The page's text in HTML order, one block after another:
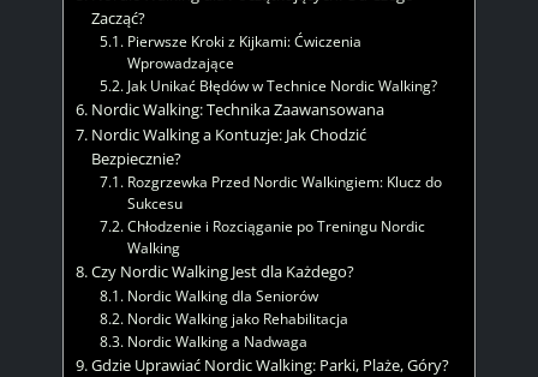
Zacząć?
Pierwsze Kroki z Kijkami: Ćwiczenia
Wprowadzające
Jak Unikać Błędów w Technice Nordic Walking?
Nordic Walking: Technika Zaawansowana
Nordic Walking a Kontuzje: Jak Chodzić
Bezpiecznie?
Rozgrzewka Przed Nordic Walkingiem: Klucz do
Sukcesu
Chłodzenie i Rozciąganie po Treningu Nordic
Walking
Czy Nordic Walking Jest dla Każdego?
Nordic Walking dla Seniorów
Nordic Walking jako Rehabilitacja
Nordic Walking a Nadwaga
Gdzie Uprawiać Nordic Walking: Parki, Plaże, Góry?